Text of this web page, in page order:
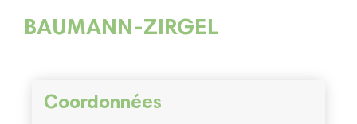
BAUMANN-ZIRGEL
Coordonnées